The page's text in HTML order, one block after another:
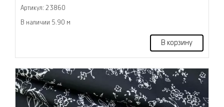
Артикул: 23860
В наличии 5.90 м
В корзину